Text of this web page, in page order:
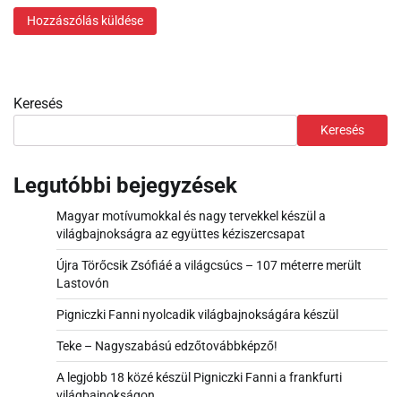
Keresés
Keresés
Legutóbbi bejegyzések
Magyar motívumokkal és nagy tervekkel készül a
világbajnokságra az együttes kéziszercsapat
Újra Törőcsik Zsófiáé a világcsúcs – 107 méterre merült
Lastovón
Pigniczki Fanni nyolcadik világbajnokságára készül
Teke – Nagyszabású edzőtovábbképző!
A legjobb 18 közé készül Pigniczki Fanni a frankfurti